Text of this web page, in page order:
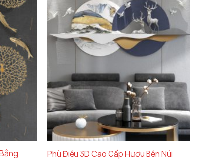
Phù Điêu 3D Cao Cấp Hươu Bên Núi